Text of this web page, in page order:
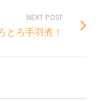
NEXT POST
とろ手羽煮！